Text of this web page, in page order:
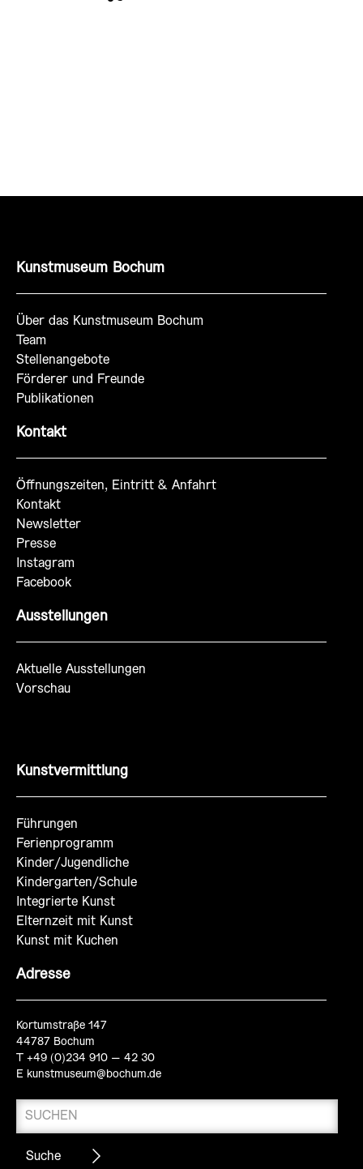
Kunstmuseum Bochum
Über das Kunstmuseum Bochum
Team
Stellenangebote
Förderer und Freunde
Publikationen
Kontakt
Öffnungszeiten, Eintritt & Anfahrt
Kontakt
Newsletter
Presse
Instagram
Facebook
Ausstellungen
Aktuelle Ausstellungen
Vorschau
Kunstvermittlung
Führungen
Ferienprogramm
Kinder/Jugendliche
Kindergarten/Schule
Integrierte Kunst
Elternzeit mit Kunst
Kunst mit Kuchen
Adresse
Kortumstraße 147
44787 Bochum
T +49 (0)234 910 – 42 30
E kunstmuseum@bochum.de